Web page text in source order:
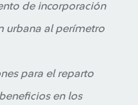
de incorporación
urbana al perímetro
para el reparto
en los